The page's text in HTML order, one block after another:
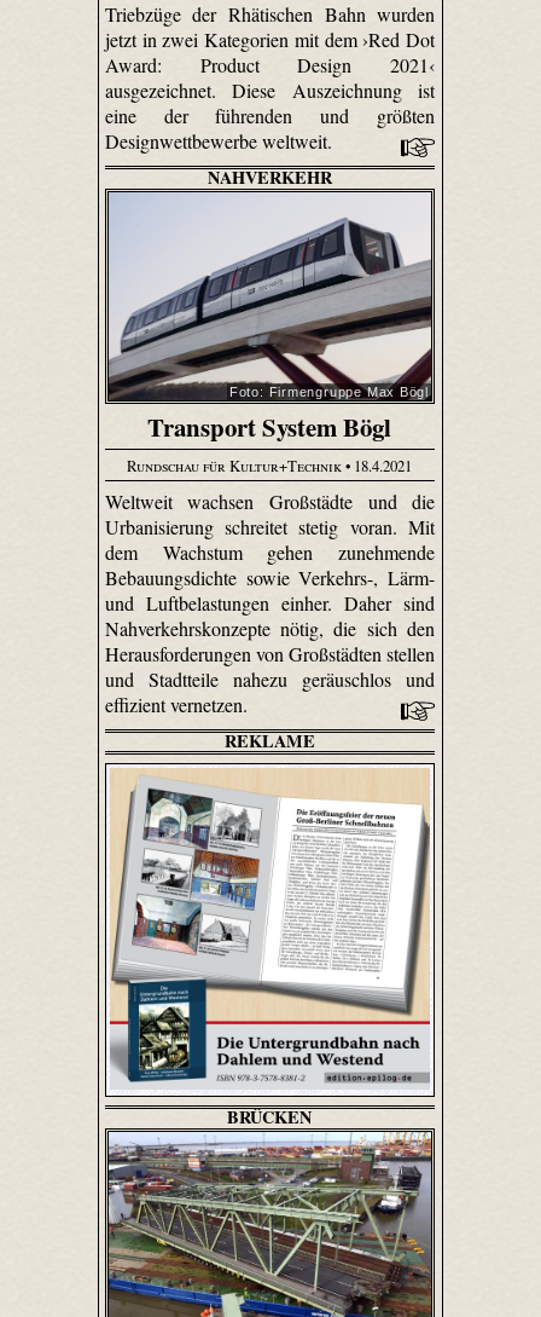
Triebzüge der Rhätischen Bahn wurden
jetzt in zwei Kategorien mit dem ›Red Dot
Award: Product Design 2021‹
ausgezeichnet. Diese Auszeichnung ist
eine der führenden und größten
Designwettbewerbe weltweit.
NAHVERKEHR
Foto: Firmengruppe Max Bögl
Transport System Bögl
Rundschau für Kultur+Technik• 18.4.2021
Weltweit wachsen Großstädte und die
Urbanisierung schreitet stetig voran. Mit
dem Wachstum gehen zunehmende
Bebauungsdichte sowie Verkehrs-, Lärm-
und Luftbelastungen einher. Daher sind
Nahverkehrskonzepte nötig, die sich den
Herausforderungen von Großstädten stellen
und Stadtteile nahezu geräuschlos und
effizient vernetzen.
REKLAME
BRÜCKEN